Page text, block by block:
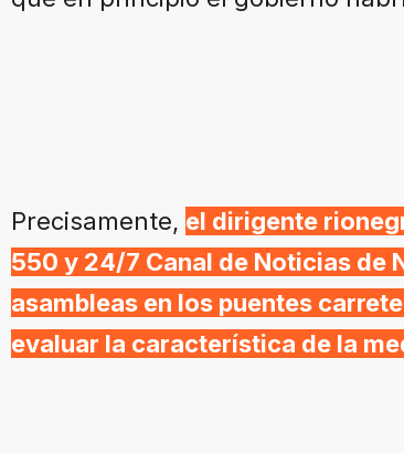
Precisamente, el dirigente
550 y 24/7 Canal de Noticias de
asambleas en los puentes
evaluar la característica de la